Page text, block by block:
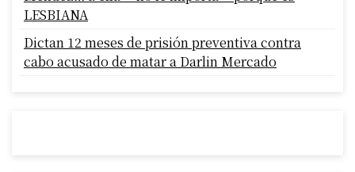
LESBIANA
Dictan 12 meses de prisión preventiva contra
cabo acusado de matar a Darlin Mercado